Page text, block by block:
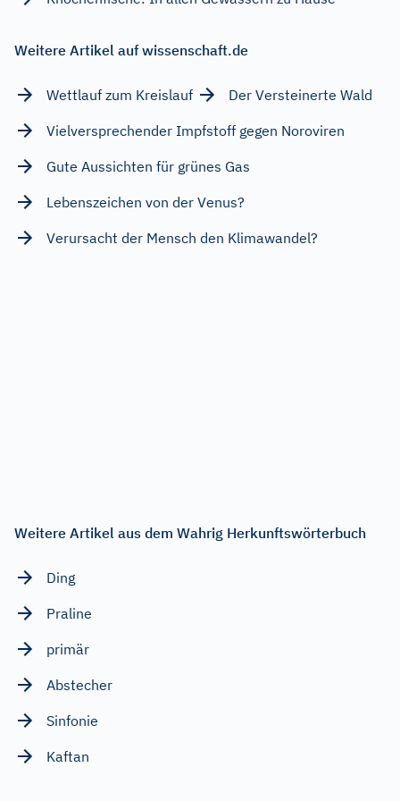
Weitere Artikel auf wissenschaft.de
Wettlauf zum Kreislauf
Der Versteinerte Wald
Vielversprechender Impfstoff gegen Noroviren
Gute Aussichten für grünes Gas
Lebenszeichen von der Venus?
Verursacht der Mensch den Klimawandel?
Weitere Artikel aus dem Wahrig Herkunftswörterbuch
Ding
Praline
primär
Abstecher
Sinfonie
Kaftan